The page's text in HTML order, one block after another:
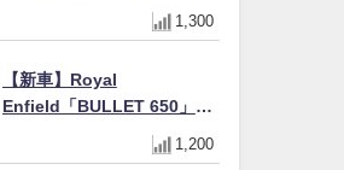
2027年式北美發表！636cc
四缸×銀河銀/暮光藍新色
美元起
1,300
【新車】Royal
Enfield「BULLET 650」8
月27日日本發售（98萬日圓
～）！648cc空冷並列雙缸×
1,200